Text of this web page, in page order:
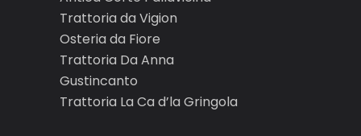
Trattoria da Vigion
Osteria da Fiore
Trattoria Da Anna
Gustincanto
Trattoria La Ca d’la Gringola